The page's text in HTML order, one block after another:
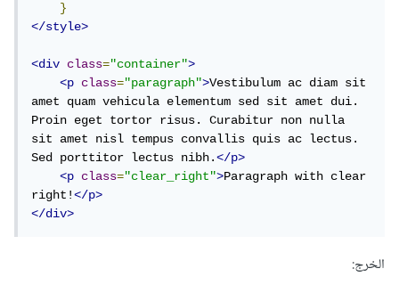
}
</style>
<div class="container">
<p
class="paragraph">Vestibulum ac diam sit
amet quam vehicula elementum sed sit amet dui.
Proin eget tortor risus. Curabitur non nulla
sit amet nisl tempus convallis quis ac lectus.
Sed porttitor lectus nibh.</p>
<p
class="clear_right">Paragraph with clear
right!</p>
</div>
الخرج: